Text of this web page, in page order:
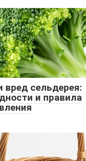
вред сельдерея:
и правила